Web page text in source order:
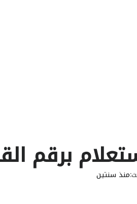
برقم
منذ سنتين